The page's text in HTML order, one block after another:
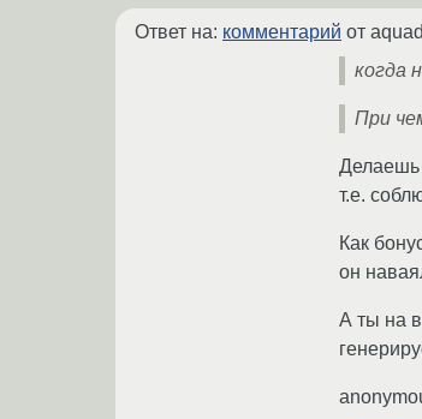
Ответ на: комментарий от
когда
При
Делаешь
т.е.
Как
он
А ты на